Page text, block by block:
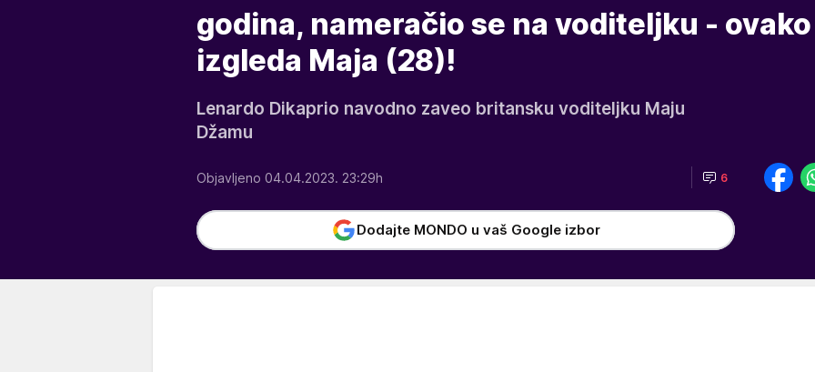
godina, nameračio se na voditeljku - ovako
izgleda Maja (28)!
Lenardo Dikaprio navodno zaveo britansku voditeljku Maju
Džamu
Objavljeno 04.04.2023. 23:29h 6
Dodajte MONDO u vaš Google izbor